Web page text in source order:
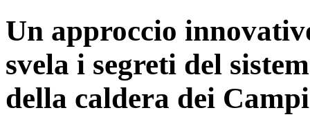
Un approccio
svela i segreti del
della caldera dei